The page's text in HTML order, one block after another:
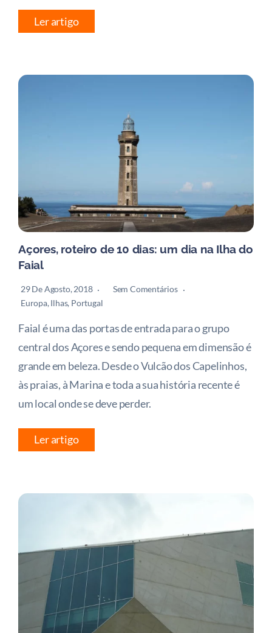
Ler artigo
Açores, roteiro de 10 dias: um dia na Ilha do
Faial
29 De Agosto, 2018
Sem Comentários
Europa, Ilhas, Portugal
Faial é uma das portas de entrada para o grupo
central dos Açores e sendo pequena em dimensão é
grande em beleza. Desde o Vulcão dos Capelinhos,
às praias, à Marina e toda a sua história recente é
um local onde se deve perder.
Ler artigo